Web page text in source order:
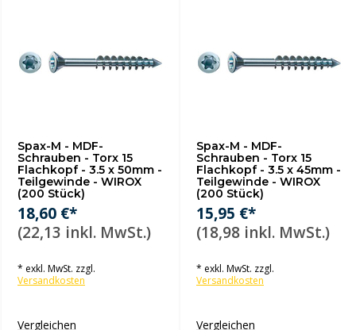
Spax-M - MDF-
Schrauben - Torx 15
Flachkopf - 3.5 x 50mm -
Teilgewinde - WIROX
(200 Stück)
18,60 €*
(22,13 inkl. MwSt.)
* exkl. MwSt. zzgl.
Versandkosten
Vergleichen
Spax-M - MDF-
Schrauben - Torx 15
Flachkopf - 3.5 x 45mm -
Teilgewinde - WIROX
(200 Stück)
15,95 €*
(18,98 inkl. MwSt.)
* exkl. MwSt. zzgl.
Versandkosten
Vergleichen